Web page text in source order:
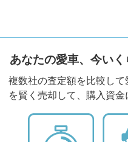
あなたの愛車、今いく
複数社の査定額を比較し
を賢く売却して、購入資金